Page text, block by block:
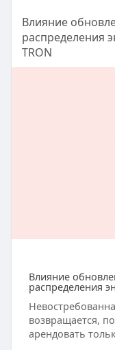
Влияние
распределения
TRON
Влияние
распределения
возвращается,
арендовать